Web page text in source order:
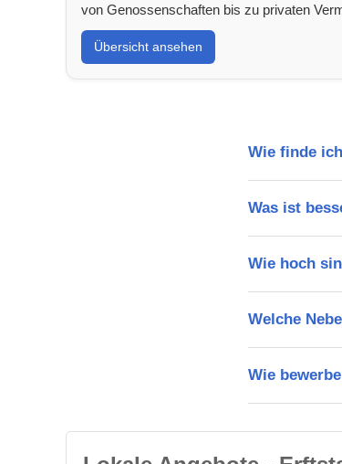
von Genossenschaften bis zu privaten
Übersicht ansehen
Wie finde
Was ist
Wie hoch
Welche
Wie